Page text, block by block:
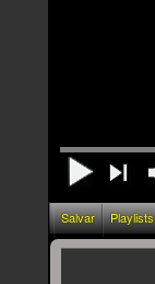
Salvar Playlists